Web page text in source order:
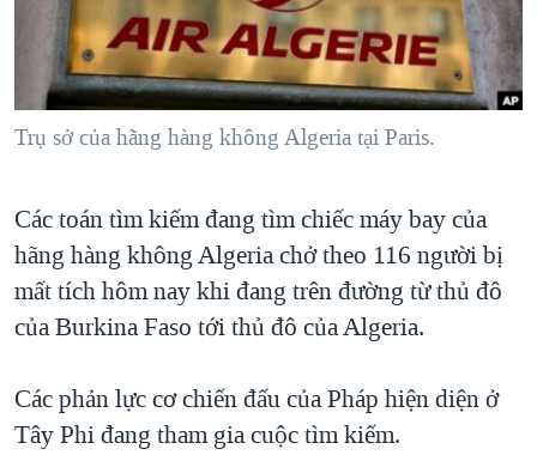
"Tìm"NGƯỜI VIỆT HẢI NGOẠI
ĐỜI SỐNG
KINH TẾ
THỂ THAO
GIÁO DỤC
HÀNH TRÌNH BẦU CỬ 2024
MỘT NĂM CHIẾN TRANH TẠI DẢI GAZA
GIẢI MÃ VÀNH ĐAI & CON ĐƯỜNG
TRỊNH VĨNH BÌNH - NGƯỜI HẠ 'BÊN THẮNG CUỘC'
GROUND ZERO – XƯA VÀ NAY
CHI PHÍ CHIẾN TRANH AFGHANISTAN
THƯỢNG ĐỈNH TRUMP-KIM TẠI VIỆT NAM
TRỊNH VĨNH BÌNH VS. CHÍNH PHỦ VIỆT NAM
VIDEO
NGHE
MẠNG XÃ HỘI
Ngôn ngữ khác
Trụ sở của hãng hàng không Algeria tại Paris.
Các toán tìm kiếm đang tìm chiếc máy bay của
hãng hàng không Algeria chở theo 116 người bị
mất tích hôm nay khi đang trên đường từ thủ đô
của Burkina Faso tới thủ đô của Algeria.
Các phản lực cơ chiến đấu của Pháp hiện diện ở
Tây Phi đang tham gia cuộc tìm kiếm.